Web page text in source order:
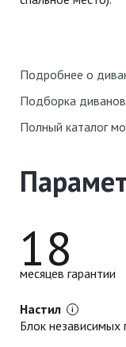
Подробнее о
Подборка
Полный каталог
Настил
Блок независимых
18
месяцев гарантии